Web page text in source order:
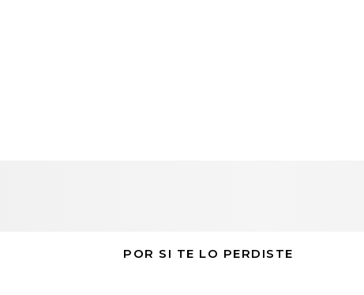
POR SI TE LO PERDISTE